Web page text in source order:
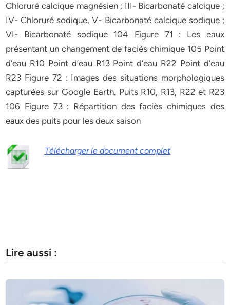
Chloruré calcique magnésien ; III- Bicarbonaté calcique ;
IV- Chloruré sodique, V- Bicarbonaté calcique sodique ;
VI- Bicarbonaté sodique 104 Figure 71 : Les eaux
présentant un changement de faciès chimique 105 Point
d’eau R10 Point d’eau R13 Point d’eau R22 Point d’eau
R23 Figure 72 : Images des situations morphologiques
capturées sur Google Earth. Puits R10, R13, R22 et R23
106 Figure 73 : Répartition des faciès chimiques des
eaux des puits pour les deux saison
Télécharger le document complet
Lire aussi :